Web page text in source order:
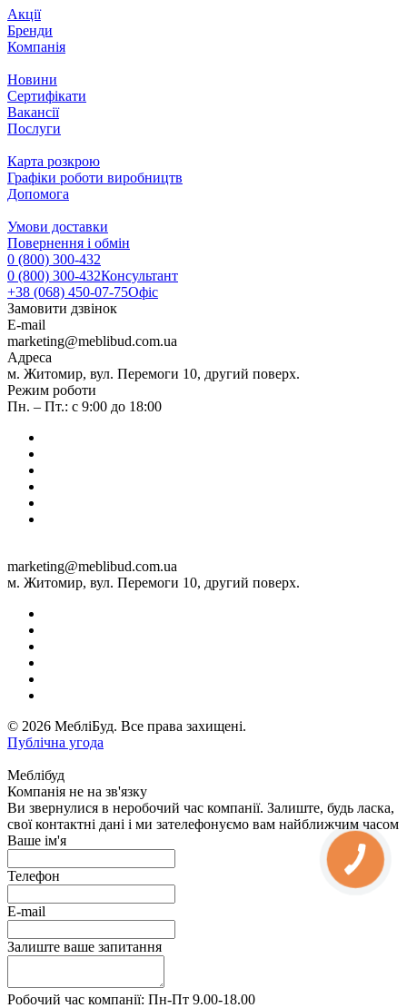
Акції
Бренди
Компанія
Новини
Сертифікати
Вакансії
Послуги
Карта розкрою
Графіки роботи виробництв
Допомога
Умови доставки
Повернення і обмін
0 (800) 300-432
0 (800) 300-432Консультант
+38 (068) 450-07-75Офіс
Замовити дзвінок
E-mail
marketing@meblibud.com.ua
Адреса
м. Житомир, вул. Перемоги 10, другий поверх.
Режим роботи
Пн. – Пт.: с 9:00 до 18:00
marketing@meblibud.com.ua
м. Житомир, вул. Перемоги 10, другий поверх.
© 2026 МебліБуд. Все права захищені.
Публічна угода
Меблібуд
Компанія не на зв'язку
Ви звернулися в неробочий час компанії. Залиште, будь ласка,
свої контактні дані і ми зателефонуємо вам найближчим часом
Ваше ім'я
Телефон
E-mail
Залиште ваше запитання
Робочий час компанії: Пн-Пт 9.00-18.00